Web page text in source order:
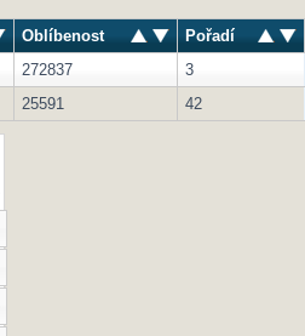
Oblíbenost
Pořadí
272837
3
25591 42